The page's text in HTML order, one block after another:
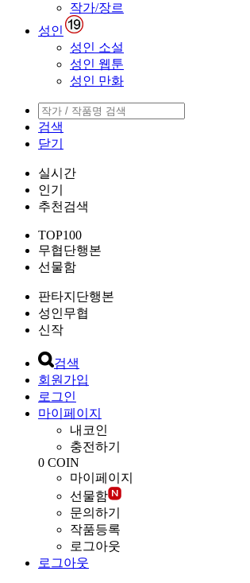
작가/장르
성인
성인 소설
성인 웹툰
성인 만화
검색
닫기
실시간
인기
추천검색
TOP100
무협단행본
선물함
판타지단행본
성인무협
신작
검색
회원가입
로그인
마이페이지
내코인
충전하기
0 COIN
마이페이지
선물함
문의하기
작품등록
로그아웃
로그아웃